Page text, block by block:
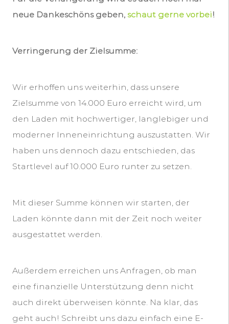
neue Dankeschöns geben, schaut gerne vorbei!
Verringerung der Zielsumme:
Wir erhoffen uns weiterhin, dass unsere
Zielsumme von 14.000 Euro erreicht wird, um
den Laden mit hochwertiger, langlebiger und
moderner Inneneinrichtung auszustatten. Wir
haben uns dennoch dazu entschieden, das
Startlevel auf 10.000 Euro runter zu setzen.
Mit dieser Summe können wir starten, der
Laden könnte dann mit der Zeit noch weiter
ausgestattet werden.
Außerdem erreichen uns Anfragen, ob man
eine finanzielle Unterstützung denn nicht
auch direkt überweisen könnte. Na klar, das
geht auch! Schreibt uns dazu einfach eine E-